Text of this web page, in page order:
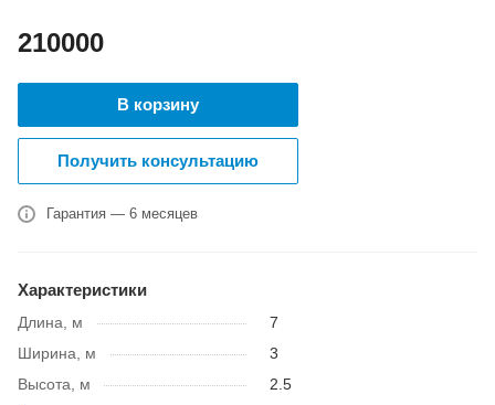
210000
В корзину
Получить консультацию
Гарантия — 6 месяцев
Характеристики
Длина, м
7
Ширина, м
3
Высота, м
2.5